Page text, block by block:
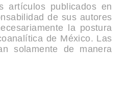
artículos publicados en
de sus autores
la postura
de México. Las
solamente de manera